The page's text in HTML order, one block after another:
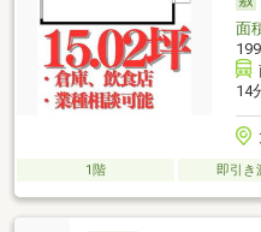
面
14
1階 即引き